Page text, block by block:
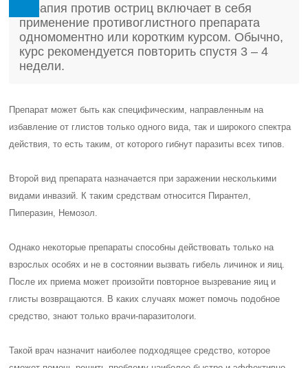
Терапия против остриц включает в себя
применение противоглистного препарата
одномоментно или коротким курсом. Обычно,
курс рекомендуется повторить спустя 3 – 4
недели.
Препарат может быть как специфическим, направленным на
избавление от глистов только одного вида, так и широкого спектра
действия, то есть таким, от которого гибнут паразиты всех типов.
Второй вид препарата назначается при заражении несколькими
видами инвазий. К таким средствам относится Пирантел,
Пиперазин, Немозол.
Однако некоторые препараты способны действовать только на
взрослых особях и не в состоянии вызвать гибель личинок и яиц.
После их приема может произойти повторное вызревание яиц и
глисты возвращаются. В каких случаях может помочь подобное
средство, знают только врачи-паразитологи.
Такой врач назначит наиболее подходящее средство, которое